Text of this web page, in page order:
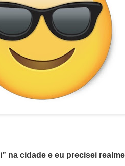
na cidade e eu precisei